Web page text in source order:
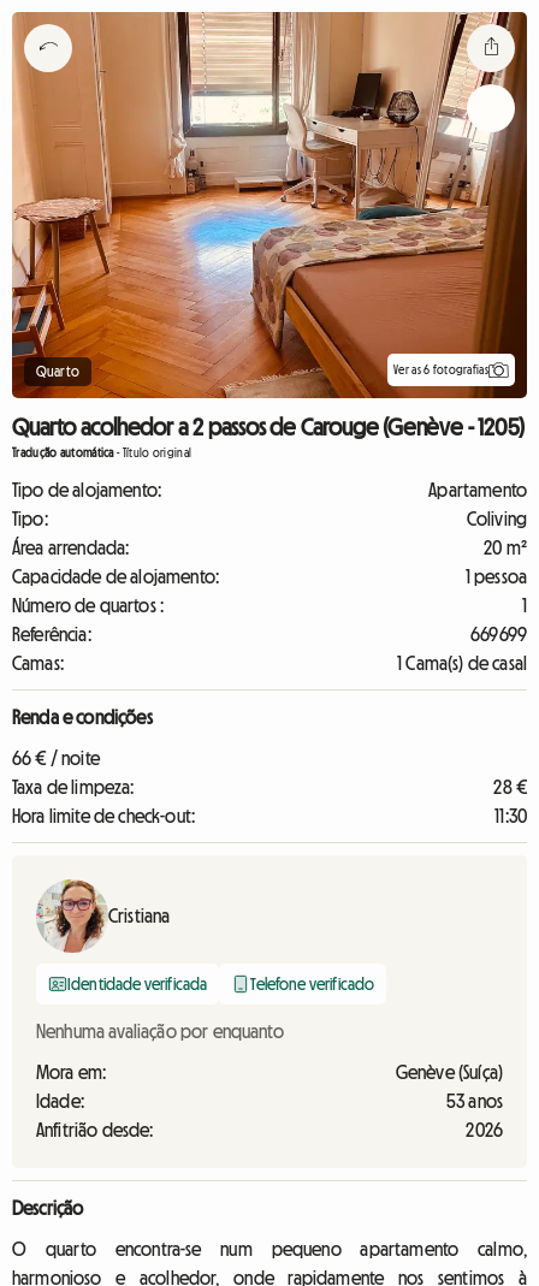
Quarto Ver as 6 fotografias
Quarto acolhedor a 2 passos de Carouge (Genève - 1205)
Tradução automática-Título original
Tipo de alojamento:
Apartamento
Tipo:
Coliving
Área arrendada:
20 m²
Capacidade de alojamento:
1 pessoa
Número de quartos :
1
Referência:
669699
Camas:
1 Cama(s) de casal
Renda e condições
66 € / noite
Taxa de limpeza:
28 €
Hora limite de check-out:
11:30
Cristiana
Identidade verificada Telefone verificado
Nenhuma avaliação por enquanto
Mora em:
Genève (Suíça)
Idade:
53 anos
Anfitrião desde:
2026
Descrição
O quarto encontra-se num pequeno apartamento calmo,
harmonioso e acolhedor, onde rapidamente nos sentimos à